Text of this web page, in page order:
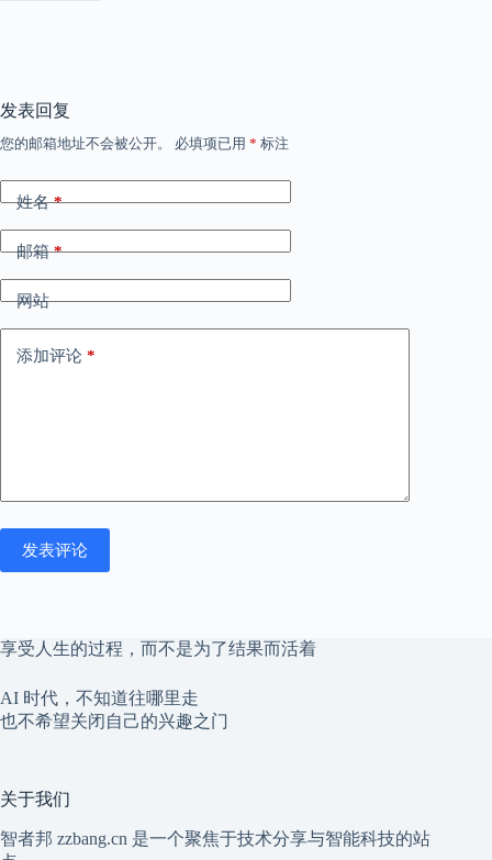
发表回复
您的邮箱地址不会被公开。 必填项已用 * 标注
姓名*
邮箱*
网站
添加评论 *
发表评论
享受人生的过程，而不是为了结果而活着
AI 时代，不知道往哪里走
也不希望关闭自己的兴趣之门
关于我们
智者邦 zzbang.cn 是一个聚焦于技术分享与智能科技的站